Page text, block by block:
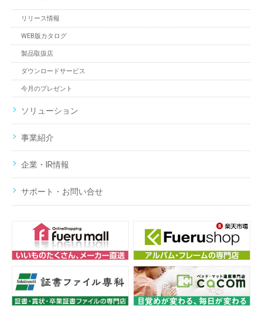
リリース情報
WEB版カタログ
製品取扱店
ダウンロードサービス
今月のプレゼント
ソリューション
事業紹介
企業・IR情報
サポート・お問い合せ